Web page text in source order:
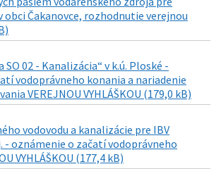
obci Čakanovce, rozhodnutie verejnou
SO 02 - Kanalizácia“ v k.ú. Ploské -
vodoprávneho konania a nariadenie
VEREJNOU VYHLÁŠKOU (179,0 kB)
vodovodu a kanalizácie pre IBV
- oznámenie o začatí vodoprávneho
VYHLÁŠKOU (177,4 kB)